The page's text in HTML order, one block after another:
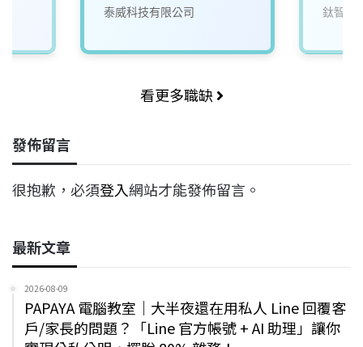
泰威科技有限公司 鈦智科
看更多職缺
發佈留言
很抱歉，必須登入網站才能發佈留言。
最新文章
2026-08-09
PAPAYA 電腦教室｜大半夜還在用私人 Line 回覆客
戶/家長的問題？「Line 官方帳號 + AI 助理」讓你